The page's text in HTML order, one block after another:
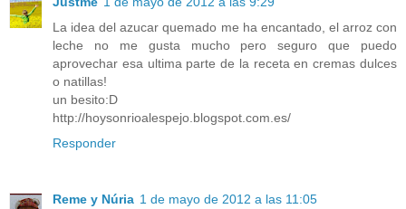
La idea del azucar quemado me ha encantado, el arroz con
leche no me gusta mucho pero seguro que puedo
aprovechar esa ultima parte de la receta en cremas dulces
o natillas!
un besito:D
http://hoysonrioalespejo.blogspot.com.es/
Responder
Reme y Núria 1 de mayo de 2012 a las 11:05